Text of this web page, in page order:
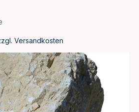
Versandkosten